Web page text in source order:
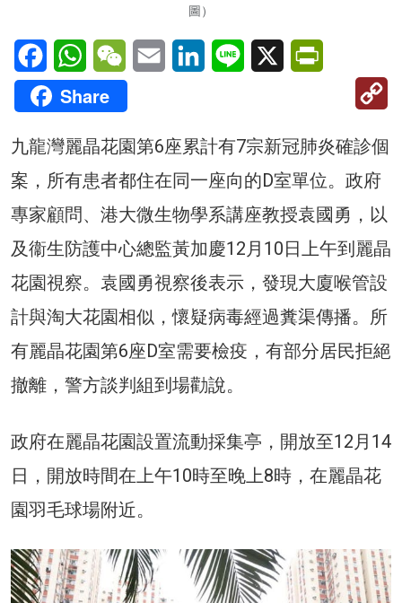
圖）
FacebookWhatsAppWeChatEmail LinkedInLine X
Share
九龍灣麗晶花園第6座累計有7宗新冠肺炎確診個
案，所有患者都住在同一座向的D室單位。政府
專家顧問、港大微生物學系講座教授袁國勇，以
及衞生防護中心總監黃加慶12月10日上午到麗晶
花園視察。袁國勇視察後表示，發現大廈喉管設
計與淘大花園相似，懷疑病毒經過糞渠傳播。所
有麗晶花園第6座D室需要檢疫，有部分居民拒絕
撤離，警方談判組到場勸說。
政府在麗晶花園設置流動採集亭，開放至12月14
日，開放時間在上午10時至晚上8時，在麗晶花
園羽毛球場附近。